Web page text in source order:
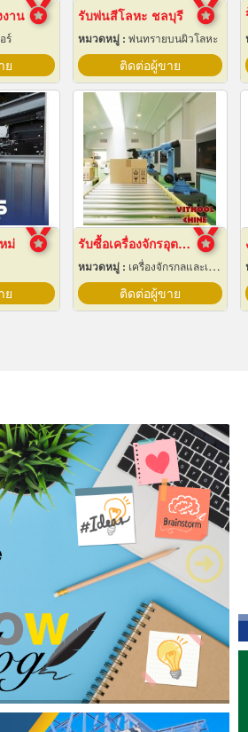
งาน
ร์
ย
รับพ่นสีโลหะ ชลบุรี
หมวดหมู่ : พ่นทรายบนผิวโลหะ
ติดต่อผู้ขาย
ม่
ย
รับซื้อเครื่องจักรอุตสาหกรรมมือสอง
หมวดหมู่ : เครื่องจักรกลและเครื่องมือกล
ติดต่อผู้ขาย